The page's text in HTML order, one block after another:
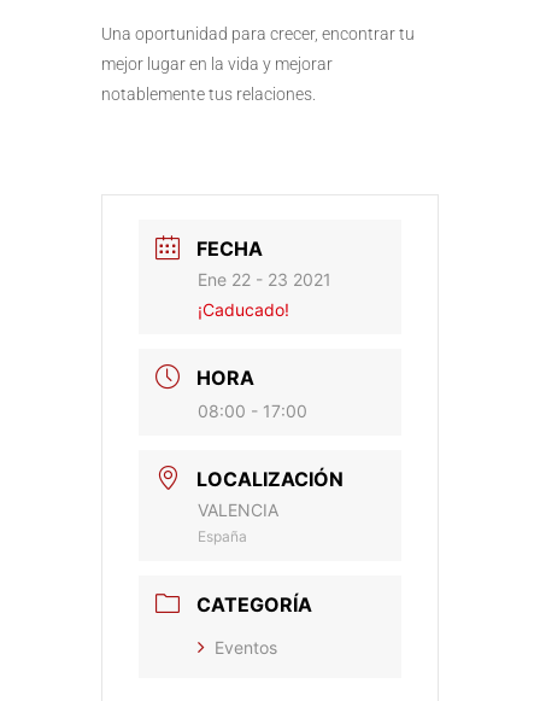
Una oportunidad para crecer, encontrar tu
mejor lugar en la vida y mejorar
notablemente tus relaciones.
FECHA
Ene 22 - 23 2021
¡Caducado!
HORA
08:00 - 17:00
LOCALIZACIÓN
VALENCIA
España
CATEGORÍA
Eventos